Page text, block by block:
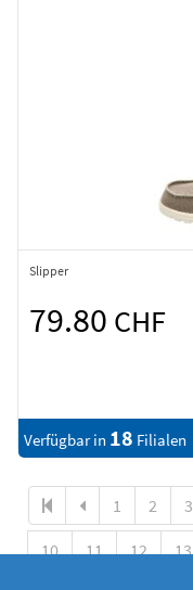
Slipper
79.80 CHF
Verfügbar in 18 Filialen
1 2 3
10 11 12 13